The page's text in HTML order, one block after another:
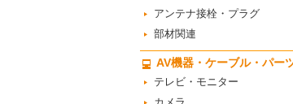
アンテナ接栓・プラグ
部材関連
AV機器・ケーブル・パー
テレビ・モニター